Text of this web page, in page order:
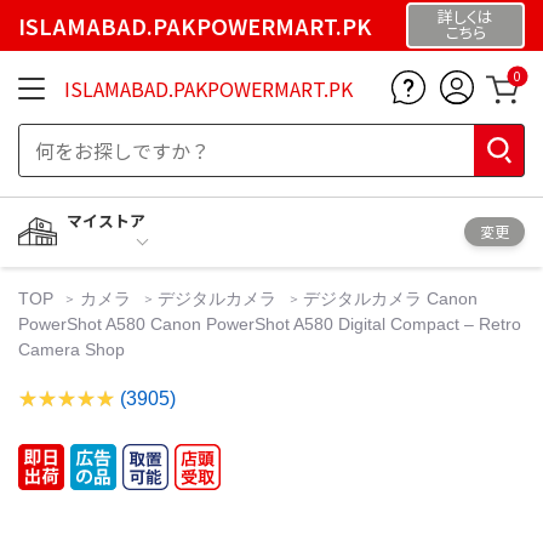
ISLAMABAD.PAKPOWERMART.PK 詳しくは
こちら
ISLAMABAD.PAKPOWERMART.PK 0
マイストア
変更
TOP カメラ デジタルカメラ
デジタルカメラ Canon
PowerShot A580 Canon PowerShot A580 Digital Compact – Retro
Camera Shop
(3905)